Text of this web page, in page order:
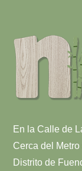
En la Calle de
Cerca del
Distrito de